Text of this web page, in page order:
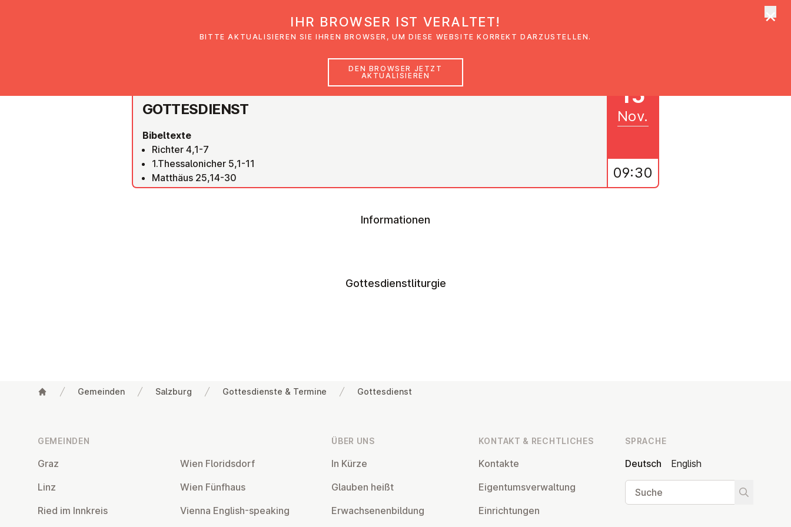
Glaubensimpulse News Veranstaltungen
GOT­TES­DIENST
Bibeltexte
Richter 4,1-7
1.Thessalonicher 5,1-11
Matthäus 25,14-30
15
Nov.
09:30
Informationen
Gottesdienstliturgie
Gemeinden Salzburg Gottesdienste & Termine Gottesdienst
GEMEINDEN
Graz
Linz
Ried im Innkreis
Wien Flo­rids­dorf
Wien Fünfhaus
Vienna English-speaking
ÜBER UNS
In Kürze
Glauben heißt
Er­wach­se­nen­bil­dung
KONTAKT & RECHT­LI­CHES
Kontakte
Ei­gen­tums­ver­wal­tung
Ein­rich­tun­gen
SPRACHE
Deutsch
English
Suche
Suche
IHR BROWSER IST VERALTET!
BITTE AKTUALISIEREN SIE IHREN BROWSER, UM DIESE WEBSITE KORREKT DARZUSTELLEN.
DEN BROWSER JETZT
AKTUALISIEREN
×